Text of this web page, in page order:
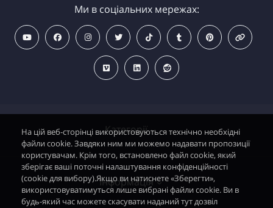
Категорії
Водонагрівачі електричні
Димохідні газові колонки
Інформація
Ми в соціальних мережах:
На цій веб-сторінці використовуються технічно необхідні
файли cookie. Завдяки ним ми можемо надавати пропозиції
користувачам. Крім того, встановлено файл cookie, який
зберігає ваші поточні налаштування конфіденційності
(cookie для вибору).Якщо ви натиснете «Зберегти»,
використовуватимуться лише вибрані файли cookie. Ви в
будь-який час можете скасувати наданий тут дозвіл